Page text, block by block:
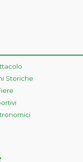
Storiche